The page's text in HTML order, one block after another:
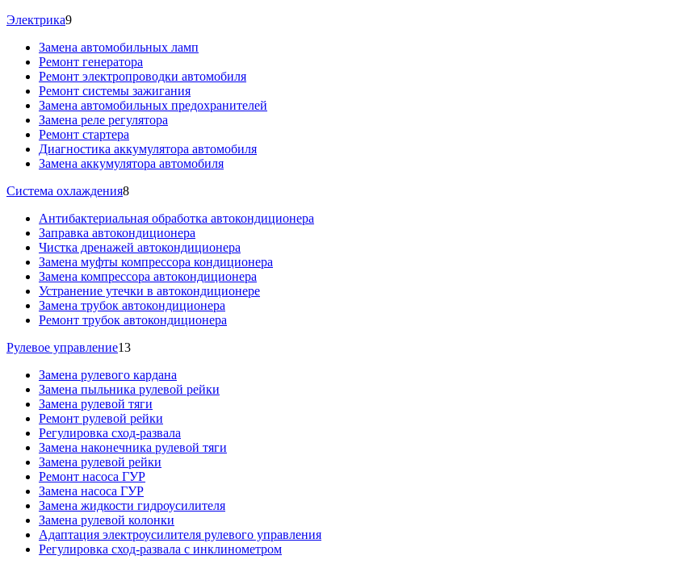
Электрика9
Замена автомобильных ламп
Ремонт генератора
Ремонт электропроводки автомобиля
Ремонт системы зажигания
Замена автомобильных предохранителей
Замена реле регулятора
Ремонт стартера
Диагностика аккумулятора автомобиля
Замена аккумулятора автомобиля
Система охлаждения8
Антибактериальная обработка автокондиционера
Заправка автокондиционера
Чистка дренажей автокондиционера
Замена муфты компрессора кондиционера
Замена компрессора автокондиционера
Устранение утечки в автокондиционере
Замена трубок автокондиционера
Ремонт трубок автокондиционера
Рулевое управление13
Замена рулевого кардана
Замена пыльника рулевой рейки
Замена рулевой тяги
Ремонт рулевой рейки
Регулировка сход-развала
Замена наконечника рулевой тяги
Замена рулевой рейки
Ремонт насоса ГУР
Замена насоса ГУР
Замена жидкости гидроусилителя
Замена рулевой колонки
Адаптация электроусилителя рулевого управления
Регулировка сход-развала с инклинометром